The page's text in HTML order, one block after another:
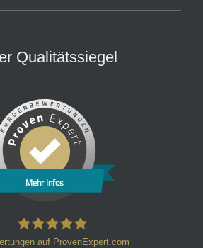
Qualitätssiegel
Mehr Infos
auf ProvenExpert.com